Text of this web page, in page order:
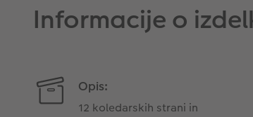
Informacije o
Opis:
12 koledarskih strani in